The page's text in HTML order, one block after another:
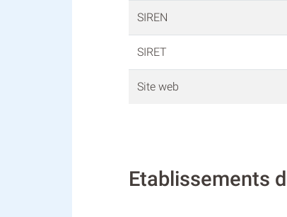
SIREN
SIRET
Site web
Etablissements